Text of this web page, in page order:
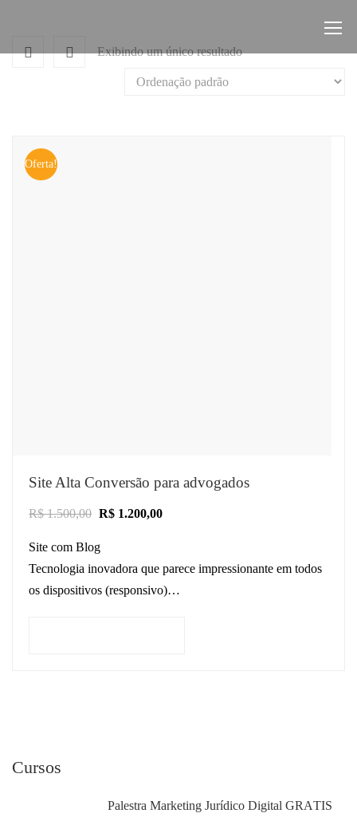
Exibindo um único resultado
Oferta!
Site Alta Conversão para advogados
R$1.500,00 R$ 1.200,00
Site com Blog
Tecnologia inovadora que parece impressionante em todos
os dispositivos (responsivo)
Cursos
Palestra Marketing Jurídico Digital GRÁTIS